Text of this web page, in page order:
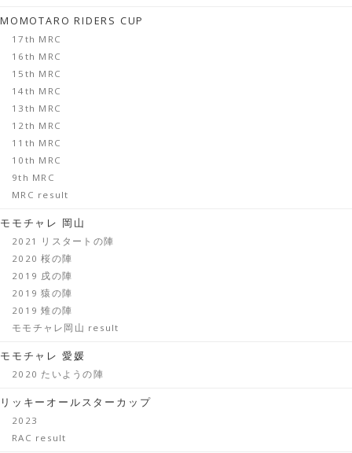
MOMOTARO RIDERS CUP
17th MRC
16th MRC
15th MRC
14th MRC
13th MRC
12th MRC
11th MRC
10th MRC
9th MRC
MRC result
モモチャレ 岡山
2021 リスタートの陣
2020 桜の陣
2019 戌の陣
2019 猿の陣
2019 雉の陣
モモチャレ岡山 result
モモチャレ 愛媛
2020 たいようの陣
リッキーオールスターカップ
2023
RAC result